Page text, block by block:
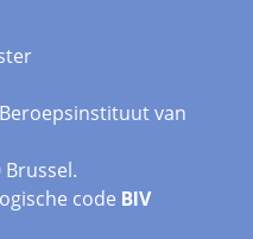
van
code BIV